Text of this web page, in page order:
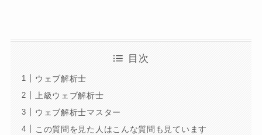
目次
ウェブ解析士
上級ウェブ解析士
ウェブ解析士マスター
この質問を見た人はこんな質問も見ています